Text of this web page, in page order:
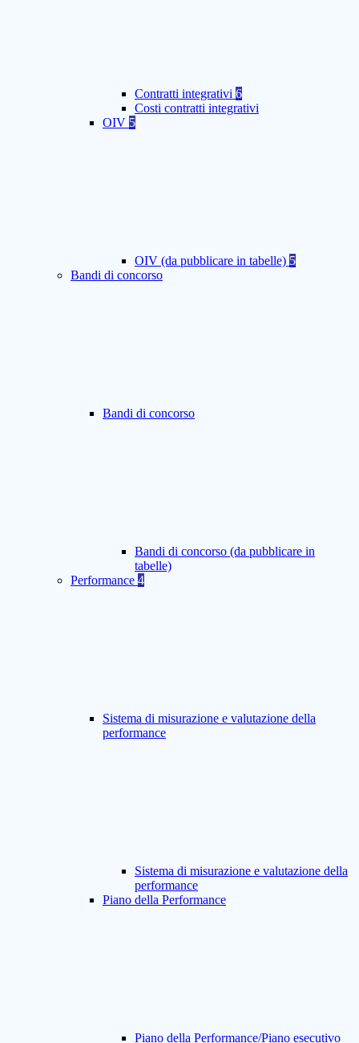
Contratti integrativi 6
Costi contratti integrativi
OIV 5
OIV (da pubblicare in tabelle) 5
Bandi di concorso
Bandi di concorso
Bandi di concorso (da pubblicare in
tabelle)
Performance 4
Sistema di misurazione e valutazione della
performance
Sistema di misurazione e valutazione della
performance
Piano della Performance
Piano della Performance/Piano esecutivo